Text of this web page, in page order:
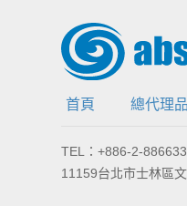
首頁 總代理
TEL：+886-2-
11159台北市士林區